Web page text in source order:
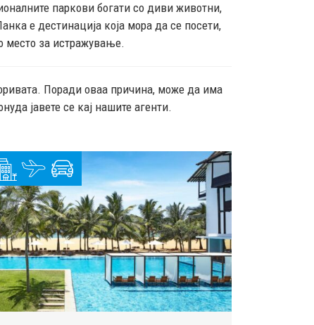
паркови богати со диви животни,
е дестинација која мора да се посети,
место за истражување.
Поради оваа причина, може да има
јавете се кај нашите агенти.